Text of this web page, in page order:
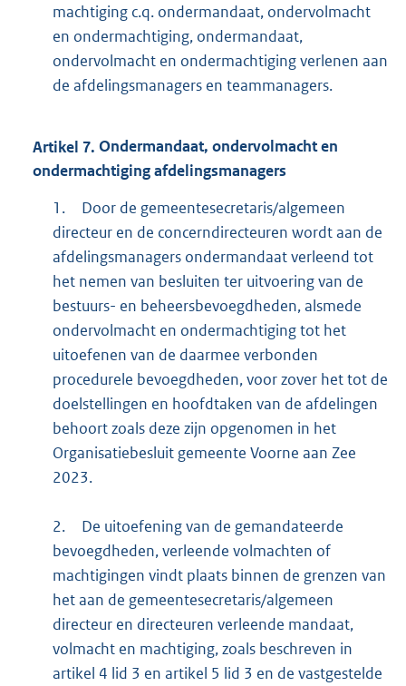
machtiging c.q. ondermandaat, ondervolmacht
en ondermachtiging, ondermandaat,
ondervolmacht en ondermachtiging verlenen aan
de afdelingsmanagers en teammanagers.
Artikel 7. Ondermandaat, ondervolmacht en
ondermachtiging afdelingsmanagers
1.
Door de gemeentesecretaris/algemeen
directeur en de concerndirecteuren wordt aan de
afdelingsmanagers ondermandaat verleend tot
het nemen van besluiten ter uitvoering van de
bestuurs- en beheersbevoegdheden, alsmede
ondervolmacht en ondermachtiging tot het
uitoefenen van de daarmee verbonden
procedurele bevoegdheden, voor zover het tot de
doelstellingen en hoofdtaken van de afdelingen
behoort zoals deze zijn opgenomen in het
Organisatiebesluit gemeente Voorne aan Zee
2023.
2.
De uitoefening van de gemandateerde
bevoegdheden, verleende volmachten of
machtigingen vindt plaats binnen de grenzen van
het aan de gemeentesecretaris/algemeen
directeur en directeuren verleende mandaat,
volmacht en machtiging, zoals beschreven in
artikel 4 lid 3 en artikel 5 lid 3 en de vastgestelde